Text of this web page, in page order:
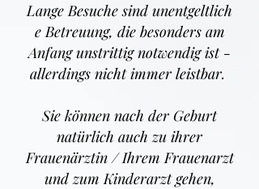
Lange Besuche sind unentgeltlich
e Betreuung, die besonders am
Anfang unstrittig notwendig ist -
allerdings nicht immer leistbar.
Sie können nach der Geburt
natürlich auch zu ihrer
Frauenärztin / Ihrem Frauenarzt
und zum Kinderarzt gehen,